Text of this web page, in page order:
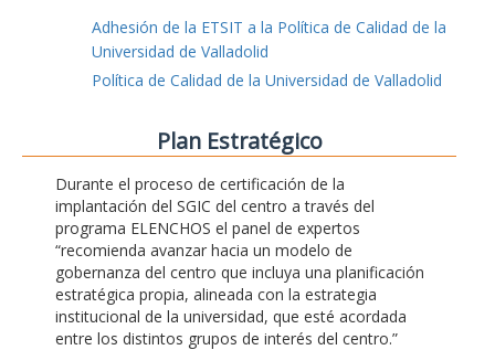
Adhesión de la ETSIT a la Política de Calidad de la
Universidad de Valladolid
Política de Calidad de la Universidad de Valladolid
Plan Estratégico
Durante el proceso de certificación de la
implantación del SGIC del centro a través del
programa ELENCHOS el panel de expertos
“recomienda avanzar hacia un modelo de
gobernanza del centro que incluya una planificación
estratégica propia, alineada con la estrategia
institucional de la universidad, que esté acordada
entre los distintos grupos de interés del centro.”